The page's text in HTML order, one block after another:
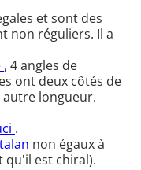
et sont des
non réguliers. Il a
, 4 angles de
ont deux côtés de
longueur.
.
non égaux à
qu'il est chiral).